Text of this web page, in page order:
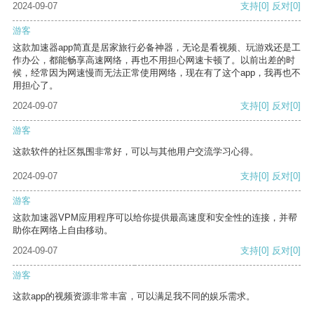
2024-09-07 支持[0] 反对[0]
游客
这款加速器app简直是居家旅行必备神器，无论是看视频、玩游戏还是工
作办公，都能畅享高速网络，再也不用担心网速卡顿了。以前出差的时
候，经常因为网速慢而无法正常使用网络，现在有了这个app，我再也不
用担心了。
2024-09-07
支持[0] 反对[0]
游客
这款软件的社区氛围非常好，可以与其他用户交流学习心得。
2024-09-07 支持[0] 反对[0]
游客
这款加速器VPM应用程序可以给你提供最高速度和安全性的连接，并帮
助你在网络上自由移动。
2024-09-07
支持[0] 反对[0]
游客
这款app的视频资源非常丰富，可以满足我不同的娱乐需求。